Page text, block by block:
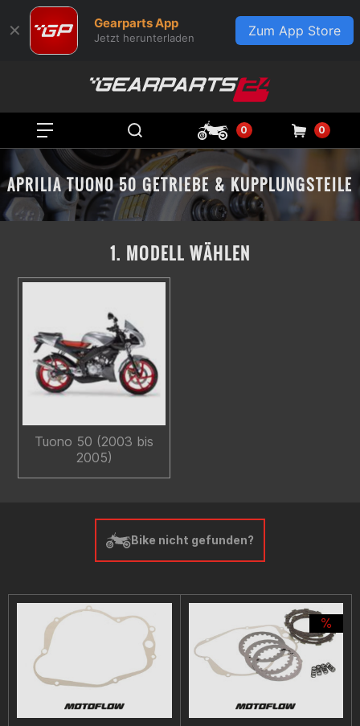
✕ Gearparts App
Jetzt herunterladen Zum App Store
0 0
APRILIA TUONO 50 GETRIEBE & KUPPLUNGSTEILE
1. MODELL WÄHLEN
Tuono 50 (2003 bis
2005)
Bike nicht gefunden?